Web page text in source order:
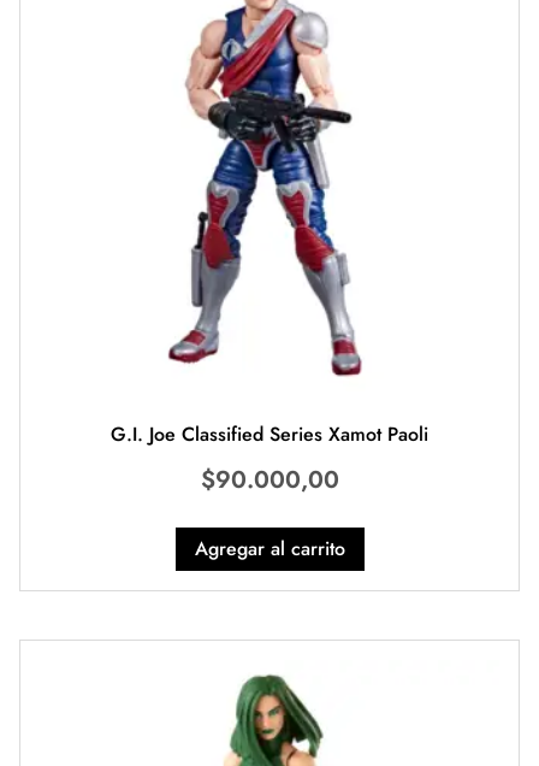
G.I. Joe Classified Series Xamot Paoli
$90.000,00
Agregar al carrito